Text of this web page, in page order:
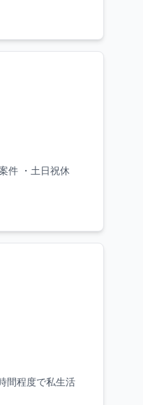
件 ・土日祝休
間程度で私生活